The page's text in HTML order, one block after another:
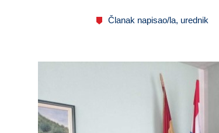
Članak napisao/la, urednik